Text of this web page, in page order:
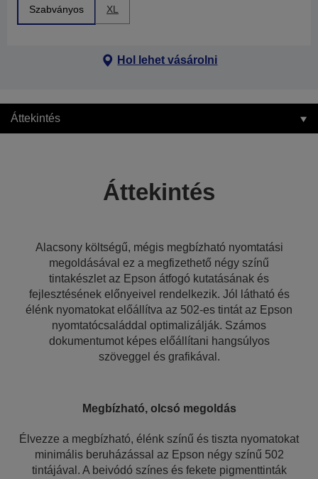
Szabványos XL
Hol lehet vásárolni
Áttekintés
Áttekintés
Alacsony költségű, mégis megbízható nyomtatási
megoldásával ez a megfizethető négy színű
tintakészlet az Epson átfogó kutatásának és
fejlesztésének előnyeivel rendelkezik. Jól látható és
élénk nyomatokat előállítva az 502-es tintát az Epson
nyomtatócsaláddal optimalizálják. Számos
dokumentumot képes előállítani hangsúlyos
szöveggel és grafikával.
Megbízható, olcsó megoldás
Élvezze a megbízható, élénk színű és tiszta nyomatokat
minimális beruházással az Epson négy színű 502
tintájával. A beivódó színes és fekete pigmenttinták